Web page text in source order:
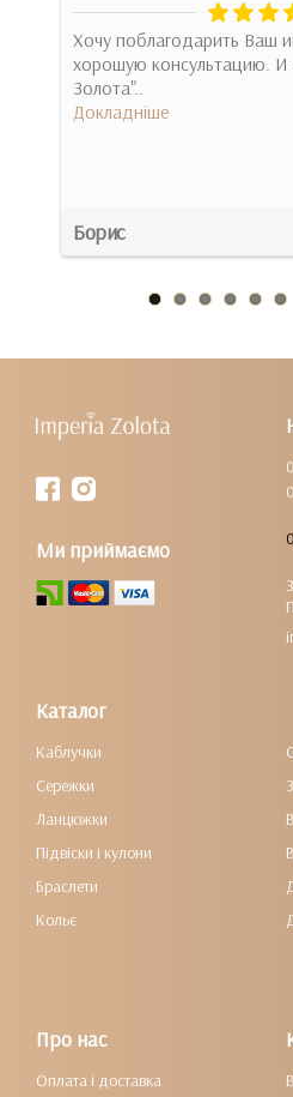
Хочу поблагодарить Ваш
хорошую консультацию.
Золота"..
Докладніше
Борис
Ми приймаємо
Каталог
Каблучки
Сережки
Ланцюжки
Підвіски і кулони
Браслети
Кольє
Про нас
Оплата і доставка